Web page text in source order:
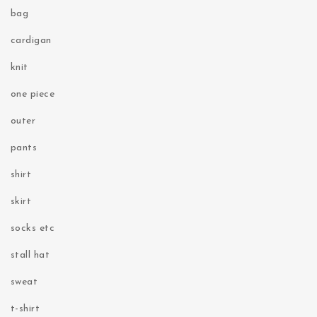
bag
cardigan
knit
one piece
outer
pants
shirt
skirt
socks etc
stall hat
sweat
t-shirt